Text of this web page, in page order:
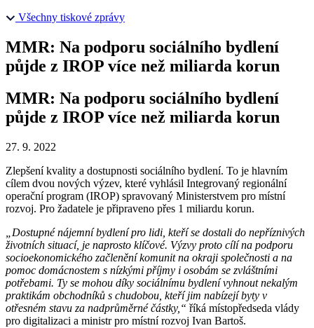
Všechny tiskové zprávy
MMR: Na podporu sociálního bydlení
půjde z IROP více než miliarda korun
MMR: Na podporu sociálního bydlení
půjde z IROP více než miliarda korun
27. 9. 2022
Zlepšení kvality a dostupnosti sociálního bydlení. To je hlavním
cílem dvou nových výzev, které vyhlásil Integrovaný regionální
operační program (IROP) spravovaný Ministerstvem pro místní
rozvoj. Pro žadatele je připraveno přes 1 miliardu korun.
„Dostupné nájemní bydlení pro lidi, kteří se dostali do nepříznivých
životních situací, je naprosto klíčové. Výzvy proto cílí na podporu
socioekonomického začlenění komunit na okraji společnosti a na
pomoc domácnostem s nízkými příjmy i osobám se zvláštními
potřebami. Ty se mohou díky sociálnímu bydlení vyhnout nekalým
praktikám obchodníků s chudobou, kteří jim nabízejí byty v
otřesném stavu za nadprůměrné částky,“ říká místopředseda vlády
pro digitalizaci a ministr pro místní rozvoj Ivan Bartoš.